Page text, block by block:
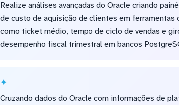
Realize análises avançadas do Oracle criando
de custo de aquisição de clientes em ferramentas
como ticket médio, tempo de ciclo de vendas e
desempenho fiscal trimestral em bancos
Cruzando dados do Oracle com informações de